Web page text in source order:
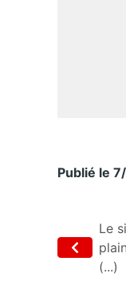
Publié le
Le
(...)